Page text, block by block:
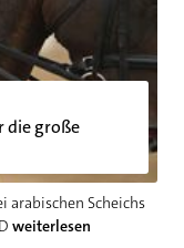
die große
arabischen Scheichs
weiterlesen